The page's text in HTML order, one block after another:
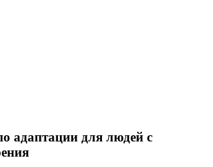
адаптации для людей с